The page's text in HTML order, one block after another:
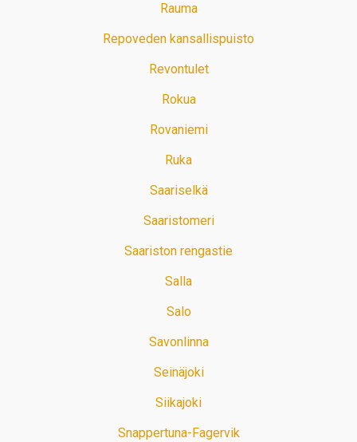
Rauma
Repoveden kansallispuisto
Revontulet
Rokua
Rovaniemi
Ruka
Saariselkä
Saaristomeri
Saariston rengastie
Salla
Salo
Savonlinna
Seinäjoki
Siikajoki
Snappertuna-Fagervik